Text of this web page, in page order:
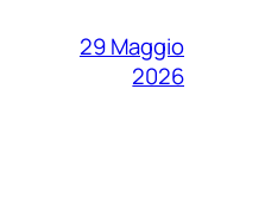
29 Maggio
2026